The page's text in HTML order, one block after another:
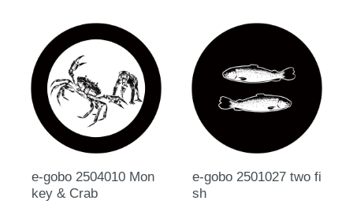
e-gobo 2504010 Mon
key & Crab
e-gobo 2501027 two fi
sh